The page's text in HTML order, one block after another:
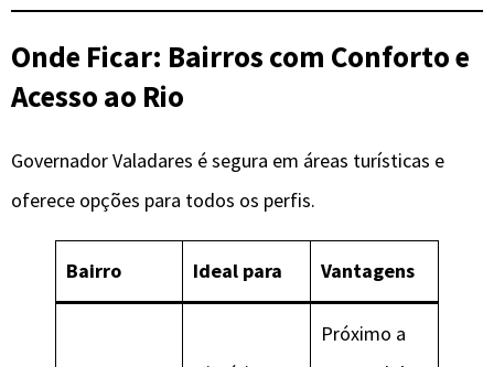
Onde Ficar: Bairros com Conforto e
Acesso ao Rio
Governador Valadares é segura em áreas turísticas e
oferece opções para todos os perfis.
Bairro Ideal para Vantagens
Próximo a